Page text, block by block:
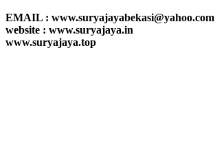
EMAIL : www.suryajayabekasi@yahoo.com
website : www.suryajaya.in
www.suryajaya.top